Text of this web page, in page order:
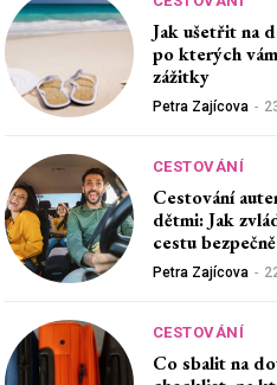
Jak ušetřit na
po kterých
zážitky
Petra Zajícova -
CESTOVÁNÍ
Cestování
dětmi: Jak
cestu
Petra Zajícova -
CESTOVÁNÍ
Co sbalit na